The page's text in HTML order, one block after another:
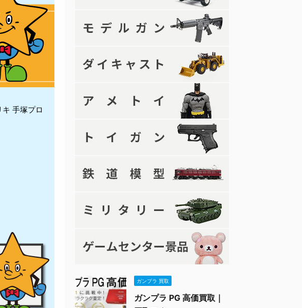
手塚プロ
ガンプラ 買取
ガンプラ PG 高価買取｜